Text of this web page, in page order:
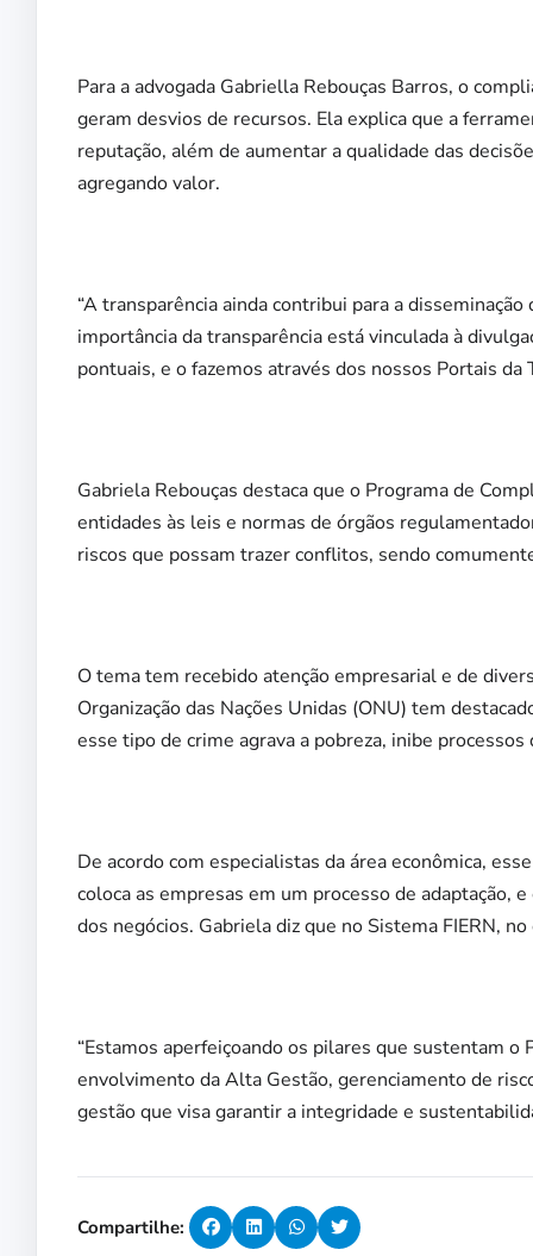
Para a advogada Gabriella Rebouças Barros, o
geram desvios de recursos. Ela explica que a
reputação, além de aumentar a qualidade das
agregando valor.
“A transparência ainda contribui para a
importância da transparência está vinculada à
pontuais, e o fazemos através dos nossos Portais da
Gabriela Rebouças destaca que o Programa de
entidades às leis e normas de órgãos
riscos que possam trazer conflitos, sendo
O tema tem recebido atenção empresarial e de
Organização das Nações Unidas (ONU) tem
esse tipo de crime agrava a pobreza, inibe
De acordo com especialistas da área econômica,
coloca as empresas em um processo de adaptação,
dos negócios. Gabriela diz que no Sistema FIERN,
“Estamos aperfeiçoando os pilares que sustentam
envolvimento da Alta Gestão, gerenciamento de
gestão que visa garantir a integridade e
Compartilhe: